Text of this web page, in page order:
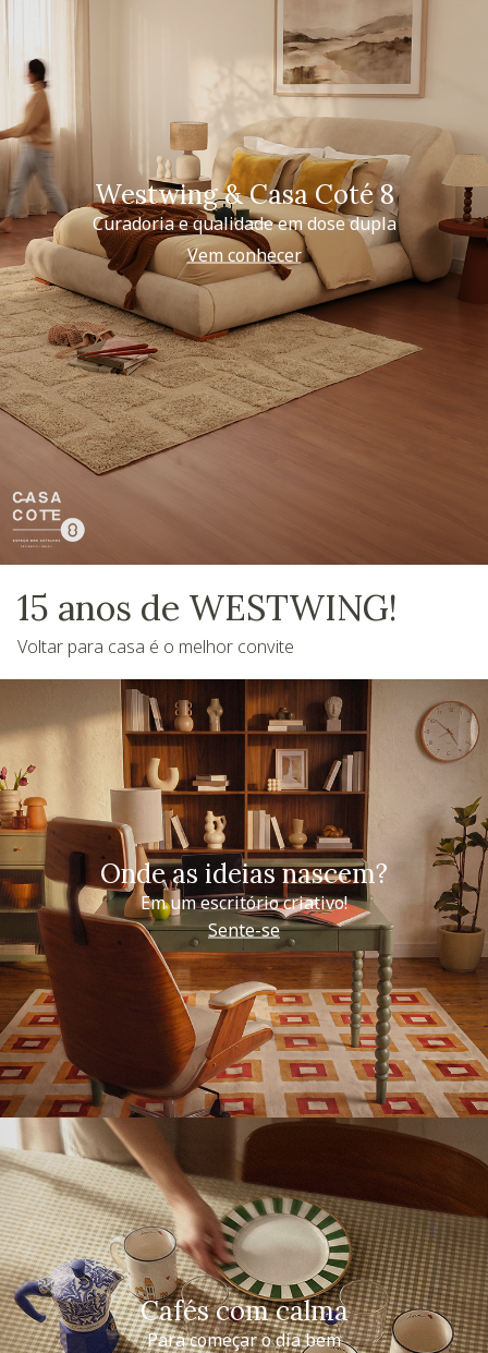
Westwing & Casa Coté 8
Curadoria e qualidade em dose dupla
Vem conhecer
15 anos de WESTWING!
Voltar para casa é o melhor convite
Onde as ideias nascem?
Em um escritório criativo!
Sente-se
Cafés com calma
Para começar o dia bem